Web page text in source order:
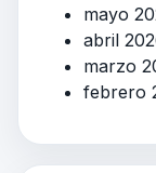
mayo
abril
marzo
febrero